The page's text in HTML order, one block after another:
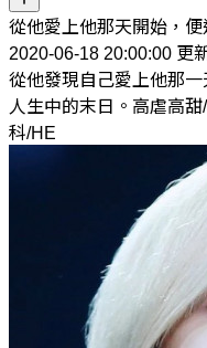
從他愛上他那天開始，便
2020-06-18 20:00:00 更
從他發現自己愛上他那
人生中的末日。高虐高
科/HE